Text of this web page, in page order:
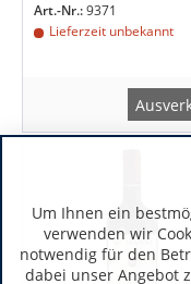
Art.-Nr.:9371
Lieferzeit unbekannt
Um Ihnen ein
verwenden wir
notwendig für den
dabei unser Angebot